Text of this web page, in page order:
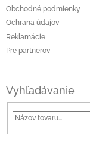
Obchodné podmienky
Ochrana údajov
Reklamácie
Pre partnerov
Vyhľadávanie